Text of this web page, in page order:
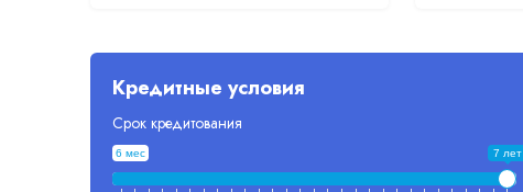
Кредитные условия
Срок кредитования
6 мес 7 лет